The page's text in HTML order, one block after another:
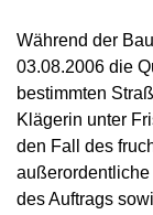
Während der
03.08.2006 die
bestimmten
Klägerin unter
den Fall des
des Auftrags